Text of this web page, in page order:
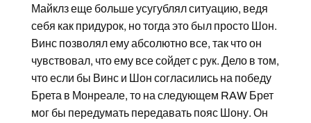
Майклз еще больше усугублял ситуацию, ведя
себя как придурок, но тогда это был просто Шон.
Винс позволял ему абсолютно все, так что он
чувствовал, что ему все сойдет с рук. Дело в том,
что если бы Винс и Шон согласились на победу
Брета в Монреале, то на следующем RAW Брет
мог бы передумать передавать пояс Шону. Он